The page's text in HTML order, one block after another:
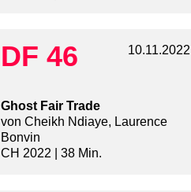
DF 46 10.11.2022
Ghost Fair Trade
von Cheikh Ndiaye, Laurence
Bonvin
CH 2022 | 38 Min.